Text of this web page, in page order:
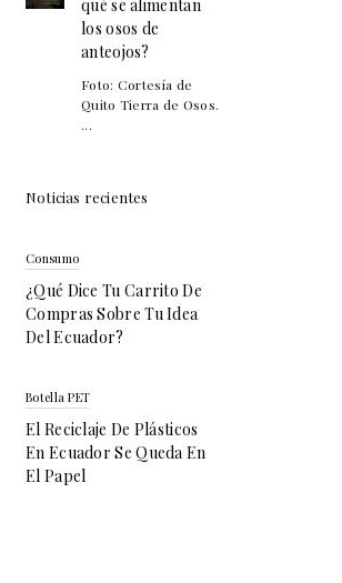
qué se alimentan
los osos de
anteojos?
Foto: Cortesía de
Quito Tierra de Osos.
...
Noticias recientes
Consumo
¿Qué Dice Tu Carrito De
Compras Sobre Tu Idea
Del Ecuador?
Botella PET
El Reciclaje De Plásticos
En Ecuador Se Queda En
El Papel